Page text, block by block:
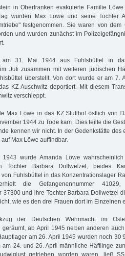
in Oberfranken evakuierte Familie
wurden Max Löwe und seine Tochter
festgenommen. Sie waren von dem
und wurden zunächst im
31. Mai 1944 aus Fuhlsbüttel in das
Juli zusammen mit weiteren jüdischen
überstellt. Von dort wurde er am 7.
KZ Auschwitz deportiert. Mit diesem
verschleppt.
Max Löwe in das KZ Stutthof östlich von
1944 zu Tode kam. Dies teilte die
kennen wir nicht. In der Gedenkstätte des
Max Löwe auffindbar.
1943 wurde Amanda Löwe
Tochter Barbara Dollwetzel, beides
Fuhlsbüttel in das Konzentrationslager
die Gefangenennummer
37300 und ihre Tochter Barbara Dollwetzel
wie es den drei Frauen dort im Einzelnen
der Deutschen Wehrmacht im
geräumt, ab April 1945 neben anderen
am 26. April 1945 wurden noch 30
am 24. und 26. April männliche Häftlinge
getrieben worden waren, ließ